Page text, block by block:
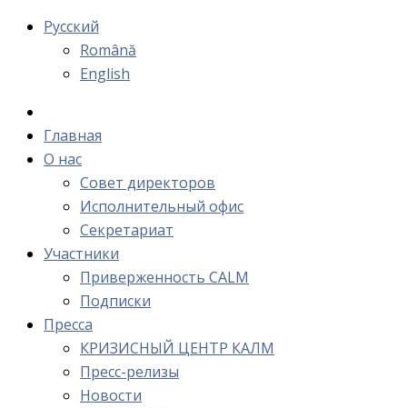
Русский
Română
English
Главная
О нас
Cовет директоров
Исполнительный офис
Cекретариат
Участники
Приверженность CALM
Подписки
Пресса
КРИЗИСНЫЙ ЦЕНТР КАЛМ
Пресс-релизы
Новости